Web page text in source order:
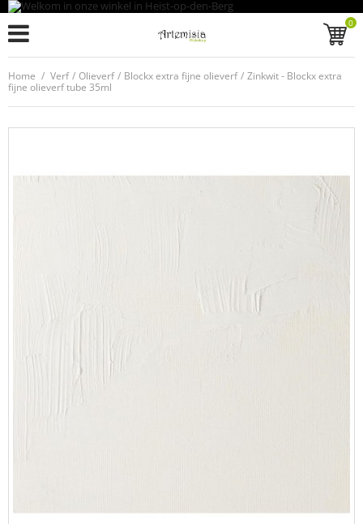
0
Home / Verf / Olieverf / Blockx extra fijne olieverf / Zinkwit - Blockx extra
fijne olieverf tube 35ml